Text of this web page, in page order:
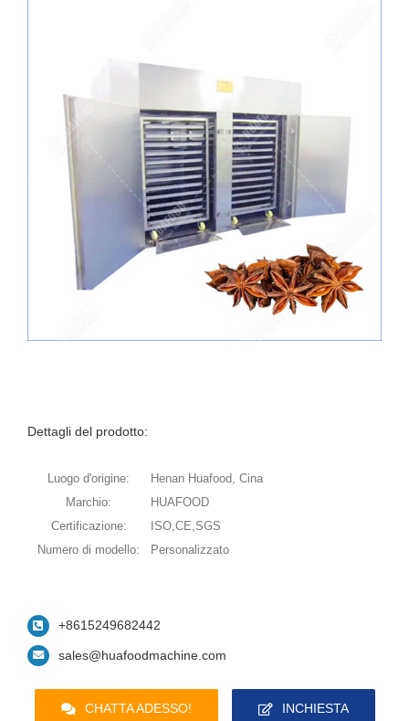
Dettagli del prodotto:
Luogo d'origine:
Henan Huafood, Cina
Marchio:
HUAFOOD
Certificazione:
ISO,CE,SGS
Numero di modello:
Personalizzato
+8615249682442
sales@huafoodmachine.com
CHATTA ADESSO! INCHIESTA